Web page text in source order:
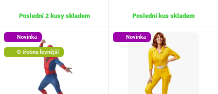
Poslední 2 kusy skladem Poslední kus skladem
Novinka
O třetinu levnější
Novinka